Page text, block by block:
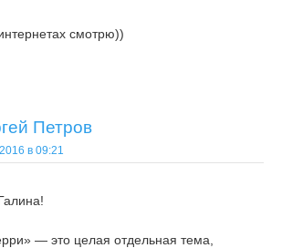
смотрю))
Петров
в 09:21
— это целая отдельная тема,